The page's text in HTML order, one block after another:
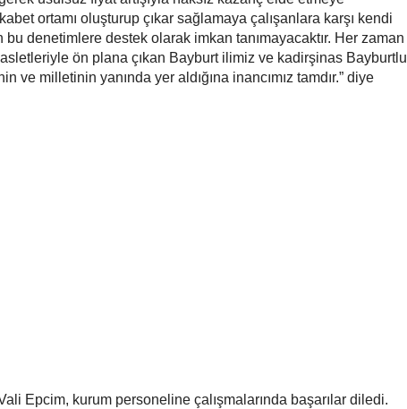
ortamı oluşturup çıkar sağlamaya çalışanlara karşı kendi
bu denetimlere destek olarak imkan tanımayacaktır. Her zaman
ön plana çıkan Bayburt ilimiz ve kadirşinas Bayburtlu
milletinin yanında yer aldığına inancımız tamdır.” diye
Epcim, kurum personeline çalışmalarında başarılar diledi.